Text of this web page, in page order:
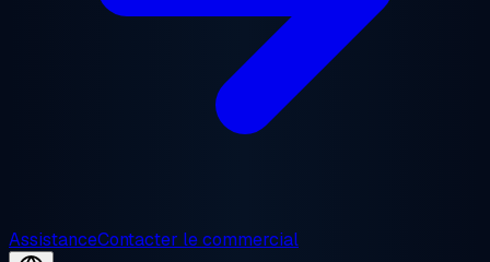
AssistanceContacter le commercial